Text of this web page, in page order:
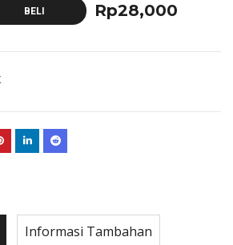
Rp28,000
BELI
Informasi Tambahan